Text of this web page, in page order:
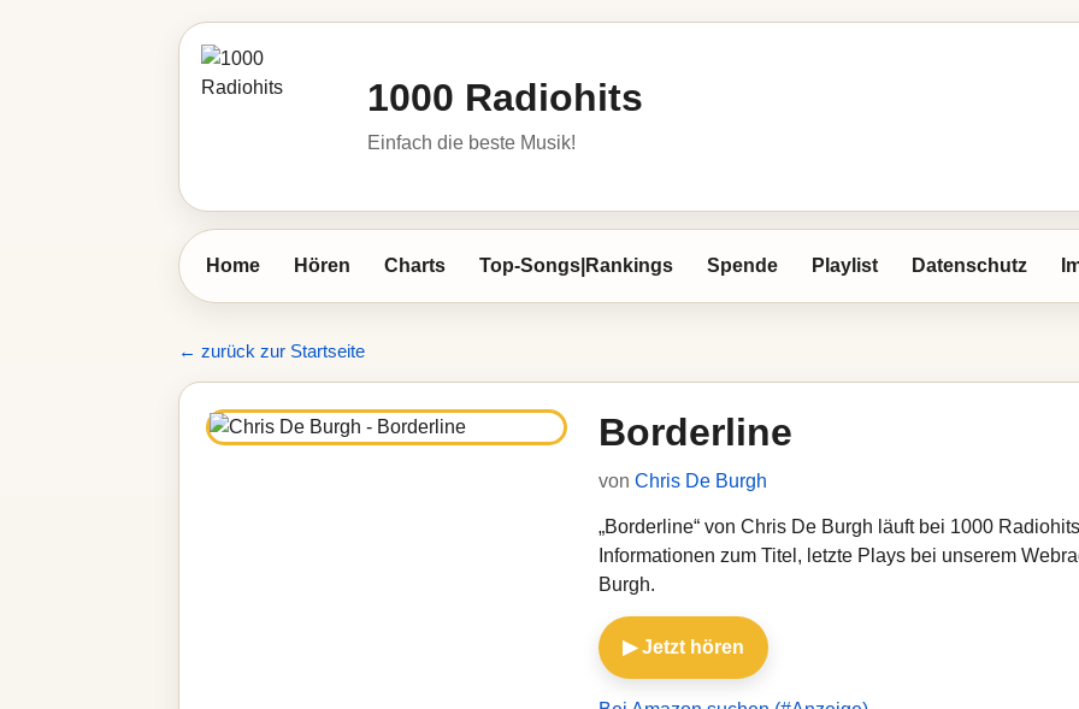
1000 Radiohits
Einfach die beste Musik!
Home Hören Charts Top-Songs|Rankings Spende Playlist Datenschutz
← zurück zur Startseite
Borderline
von Chris De Burgh
„Borderline“ von Chris De Burgh läuft bei 1000
Informationen zum Titel, letzte Plays bei unserem
Burgh.
▶ Jetzt hören